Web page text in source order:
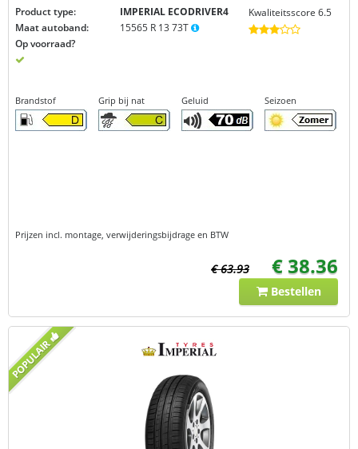
Product type:
IMPERIAL ECODRIVER4
Maat autoband:
15565 R 13 73T
Op voorraad?
Kwaliteitsscore 6.5
Brandstof Grip bij nat Geluid Seizoen
Prijzen incl. montage, verwijderingsbijdrage en BTW
€ 63.93 € 38.36
Bestellen